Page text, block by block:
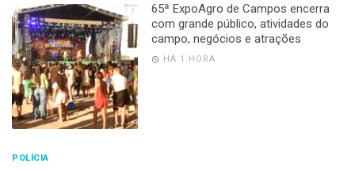
65ª ExpoAgro de Campos encerra
com grande público, atividades do
campo, negócios e atrações
HÁ 1 HORA
POLÍCIA